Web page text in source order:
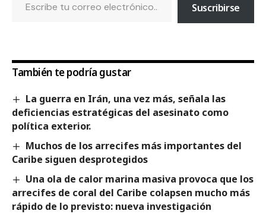
Suscribirse
También te podría gustar
La guerra en Irán, una vez más, señala las
deficiencias estratégicas del asesinato como
política exterior.
Muchos de los arrecifes más importantes del
Caribe siguen desprotegidos
Una ola de calor marina masiva provoca que los
arrecifes de coral del Caribe colapsen mucho más
rápido de lo previsto: nueva investigación